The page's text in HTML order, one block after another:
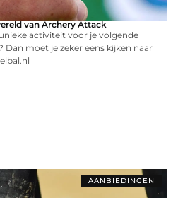
van Archery Attack
activiteit voor je volgende
moet je zeker eens kijken naar
AANBIEDINGEN